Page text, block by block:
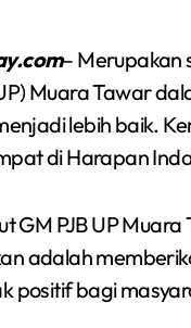
– Merupakan
Muara Tawar
lebih baik.
di Harapan
GM PJB UP
adalah
positif bagi